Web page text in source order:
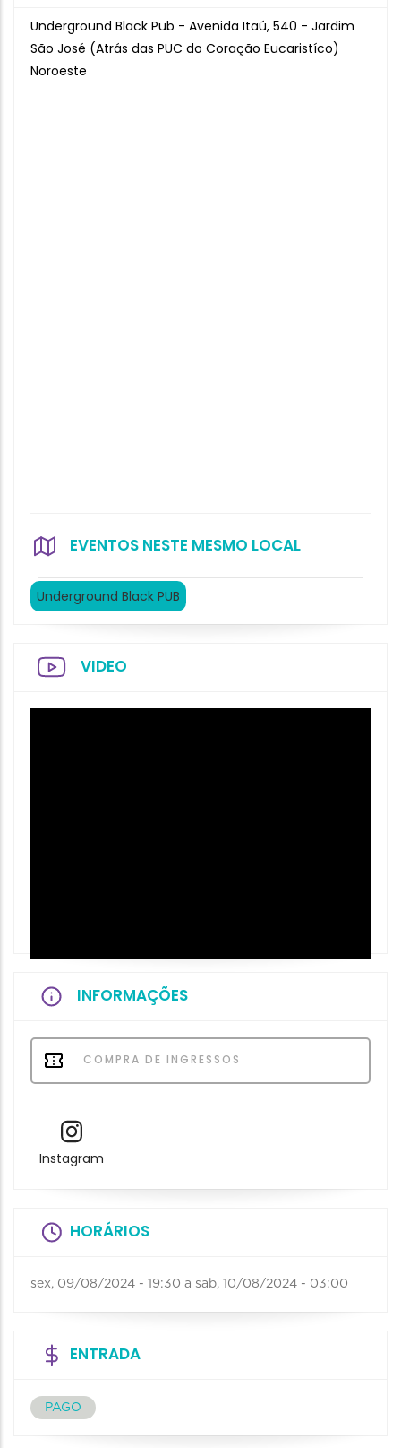
Underground Black Pub - Avenida Itaú, 540 - Jardim
São José (Atrás das PUC do Coração Eucaristíco)
Noroeste
EVENTOS NESTE MESMO LOCAL
Underground Black PUB
VIDEO
INFORMAÇÕES
COMPRA DE INGRESSOS
Instagram
HORÁRIOS
sex, 09/08/2024 - 19:30 a sab, 10/08/2024 - 03:00
ENTRADA
PAGO